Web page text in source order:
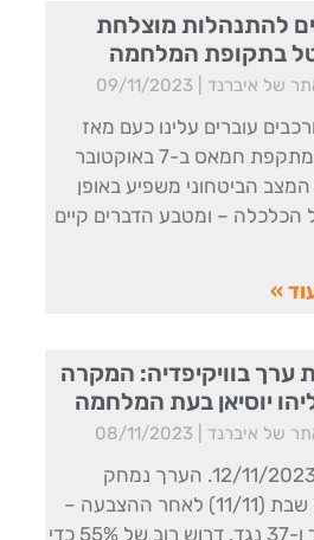
להתנהלות מוצלחת
בתקופת המלחמה
של איברנד
עוברים עלינו כעם מאז
החלה מתקפת חמאס ב-7 באוקטובר
המצב הביטחוני משפיע באופן
הכלכלה – ומטבע הדברים קיים
»
ערך בוויקיפדיה: המקרה
יוסיאן בעת המלחמה
של איברנד
עדכון: 12/11/2023. הערך נמחק
במוצאי שבת (11/11) לאחר ההצבעה –
72 בעד ו-37 נגד. דרוש רוב של 55% כדי